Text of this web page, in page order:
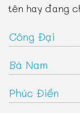
tên hay đang
Công Đại
Bá Nam
Phúc Điền